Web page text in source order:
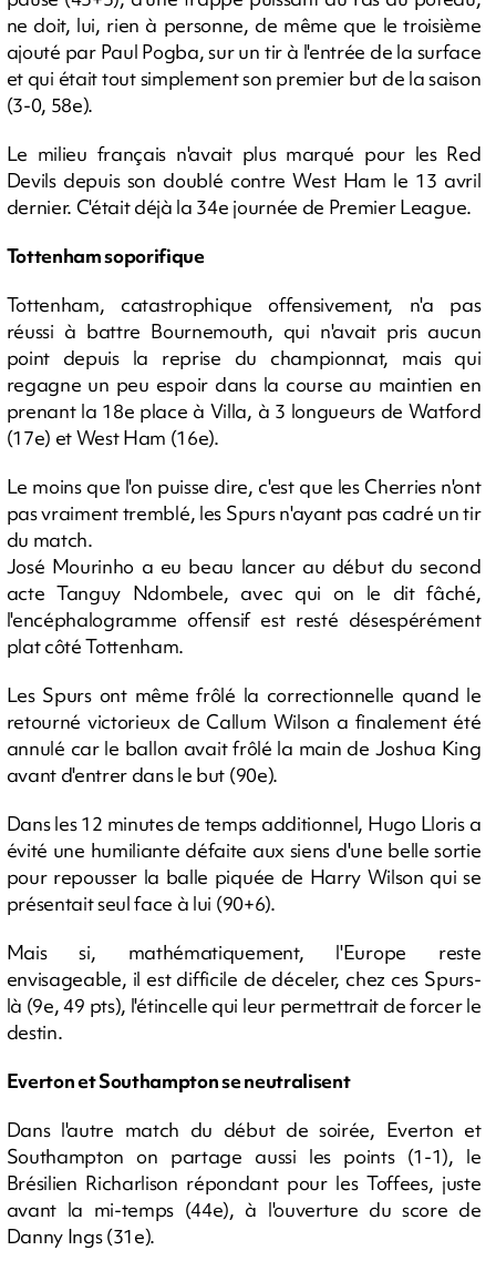
ne doit, lui, rien à personne, de même que le troisième
ajouté par Paul Pogba, sur un tir à l'entrée de la surface
et qui était tout simplement son premier but de la saison
(3-0, 58e).
Le milieu français n'avait plus marqué pour les Red
Devils depuis son doublé contre West Ham le 13 avril
dernier. C'était déjà la 34e journée de Premier League.
Tottenham soporifique
Tottenham, catastrophique offensivement, n'a pas
réussi à battre Bournemouth, qui n'avait pris aucun
point depuis la reprise du championnat, mais qui
regagne un peu espoir dans la course au maintien en
prenant la 18e place à Villa, à 3 longueurs de Watford
(17e) et West Ham (16e).
Le moins que l'on puisse dire, c'est que les Cherries n'ont
pas vraiment tremblé, les Spurs n'ayant pas cadré un tir
du match.
José Mourinho a eu beau lancer au début du second
acte Tanguy Ndombele, avec qui on le dit fâché,
l'encéphalogramme offensif est resté désespérément
plat côté Tottenham.
Les Spurs ont même frôlé la correctionnelle quand le
retourné victorieux de Callum Wilson a finalement été
annulé car le ballon avait frôlé la main de Joshua King
avant d'entrer dans le but (90e).
Dans les 12 minutes de temps additionnel, Hugo Lloris a
évité une humiliante défaite aux siens d'une belle sortie
pour repousser la balle piquée de Harry Wilson qui se
présentait seul face à lui (90+6).
Mais si, mathématiquement, l'Europe reste
envisageable, il est difficile de déceler, chez ces Spurs-
là (9e, 49 pts), l'étincelle qui leur permettrait de forcer le
destin.
Everton et Southampton se neutralisent
Dans l'autre match du début de soirée, Everton et
Southampton on partage aussi les points (1-1), le
Brésilien Richarlison répondant pour les Toffees, juste
avant la mi-temps (44e), à l'ouverture du score de
Danny Ings (31e).